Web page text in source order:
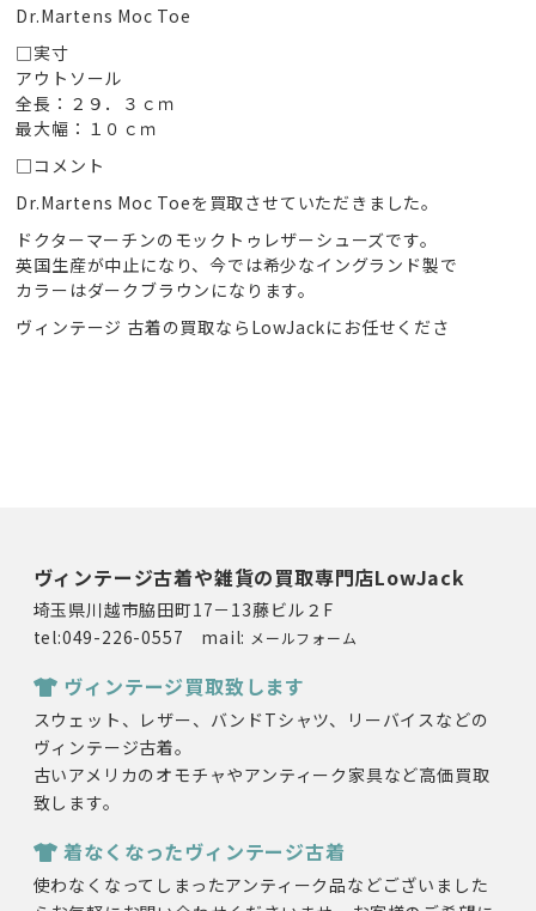
Dr.Martens Moc Toe
□実寸
アウトソール
全長：２９．３ｃｍ
最大幅：１０ｃｍ
□コメント
Dr.Martens Moc Toeを買取させていただきました。
ドクターマーチンのモックトゥレザーシューズです。
英国生産が中止になり、今では希少なイングランド製で
カラーはダークブラウンになります。
ヴィンテージ 古着の買取ならLowJackにお任せくださ
ヴィンテージ古着や雑貨の買取専門店LowJack
埼玉県川越市脇田町17－13藤ビル２F
tel:049-226-0557 mail: メールフォーム
ヴィンテージ買取致します
スウェット、レザー、バンドTシャツ、リーバイスなどの
ヴィンテージ古着。
古いアメリカのオモチャやアンティーク家具など高価買取
致します。
着なくなったヴィンテージ古着
使わなくなってしまったアンティーク品などございました